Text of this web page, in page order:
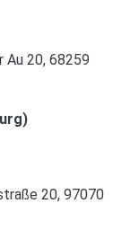
20, 68259
20, 97070